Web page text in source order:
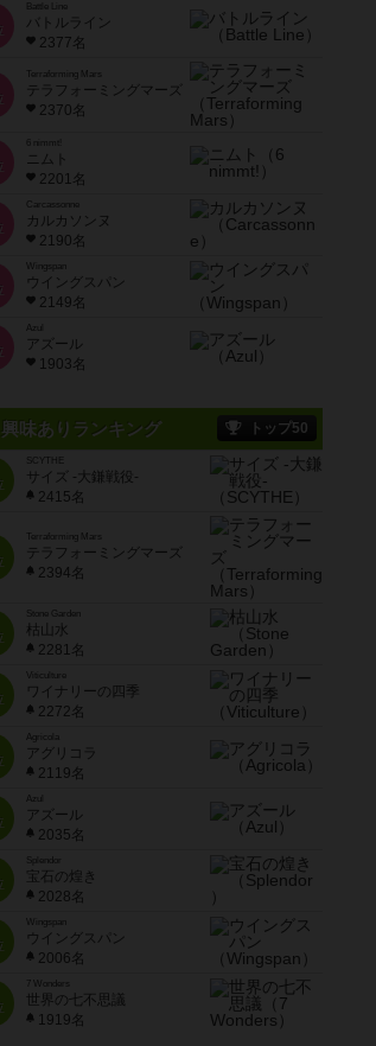
Battle Line
バトルライン
2377名
Terraforming Mars
テラフォーミングマーズ
2370名
ニムト
2201名
Carcassonne
カルカソンヌ
2190名
Wingspan
ウイングスパン
2149名
Azul
アズール
1903名
興味ありランキング トップ50
SCYTHE
サイズ -大鎌戦役-
2415名
Terraforming Mars
テラフォーミングマーズ
2394名
Stone Garden
枯山水
2281名
Viticulture
ワイナリーの四季
2272名
Agricola
アグリコラ
2119名
Azul
アズール
2035名
宝石の煌き
2028名
Wingspan
ウイングスパン
2006名
7 Wonders
世界の七不思議
1919名